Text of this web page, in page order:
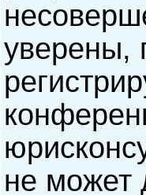
уверены,
не может